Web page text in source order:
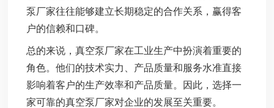
泵厂家往往能够建立长期稳定的合作关系，赢得客
户的信赖和口碑。
总的来说，真空泵厂家在工业生产中扮演着重要的
角色。他们的技术实力、产品质量和服务水准直接
影响着客户的生产效率和产品质量。因此，选择一
家可靠的真空泵厂家对企业的发展至关重要。